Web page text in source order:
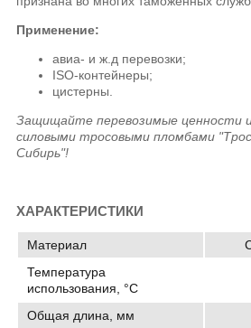
Применение:
авиа- и ж.д перевозки;
ISO-контейнеры;
цистерны.
Защищайте перевозимые ценности
силовыми тросовыми пломбами
Сибирь"!
ХАРАКТЕРИСТИКИ
Материал
Температура
использования, °C
Общая длина, мм